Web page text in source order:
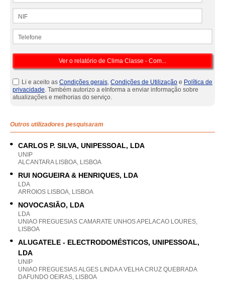
Li e aceito as Condições gerais, Condições de Utilização e Política de
privacidade. Também autorizo a eInforma a enviar informação sobre
atualizações e melhorias do serviço.
Outros utilizadores pesquisaram
CARLOS P. SILVA, UNIPESSOAL, LDA
UNIP
ALCANTARA LISBOA, LISBOA
RUI NOGUEIRA & HENRIQUES, LDA
LDA
ARROIOS LISBOA, LISBOA
NOVOCASIÃO, LDA
LDA
UNIAO FREGUESIAS CAMARATE UNHOS APELACAO LOURES,
LISBOA
ALUGATELE - ELECTRODOMÉSTICOS, UNIPESSOAL,
LDA
UNIP
UNIAO FREGUESIAS ALGES LINDA A VELHA CRUZ QUEBRADA
DAFUNDO OEIRAS, LISBOA